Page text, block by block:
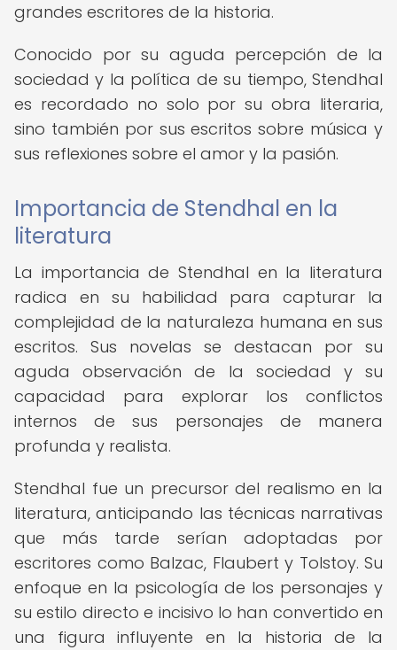
grandes escritores de la historia.
Conocido por su aguda percepción de la
sociedad y la política de su tiempo, Stendhal
es recordado no solo por su obra literaria,
sino también por sus escritos sobre música y
sus reflexiones sobre el amor y la pasión.
Importancia de Stendhal en la
literatura
La importancia de Stendhal en la literatura
radica en su habilidad para capturar la
complejidad de la naturaleza humana en sus
escritos. Sus novelas se destacan por su
aguda observación de la sociedad y su
capacidad para explorar los conflictos
internos de sus personajes de manera
profunda y realista.
Stendhal fue un precursor del realismo en la
literatura, anticipando las técnicas narrativas
que más tarde serían adoptadas por
escritores como Balzac, Flaubert y Tolstoy. Su
enfoque en la psicología de los personajes y
su estilo directo e incisivo lo han convertido en
una figura influyente en la historia de la